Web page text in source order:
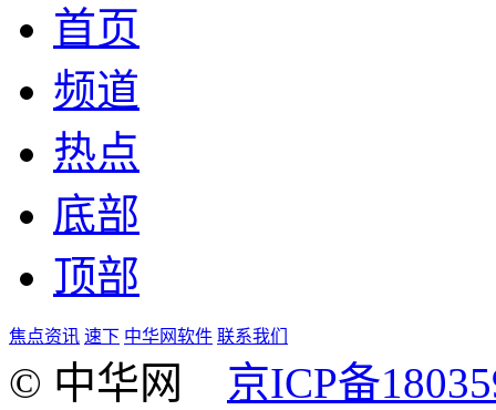
首页
频道
热点
底部
顶部
焦点资讯 速下 中华网软件 联系我们
© 中华网 京ICP备